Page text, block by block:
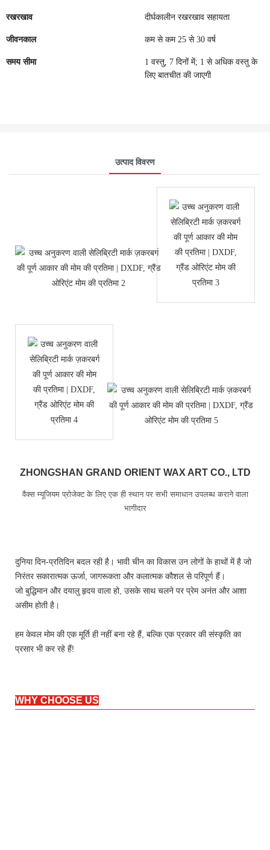
रखरखाव दीर्घकालीन रखरखाव सहायता
जीवनकाल कम से कम 25 से 30 वर्ष
समय सीमा
1 वस्तु, 7 दिनों में; 1 से अधिक वस्तु के
लिए बातचीत की जाएगी
उत्पाद विवरण
ZHONGSHAN GRAND ORIENT WAX ART CO., LTD
वैक्स म्यूजियम प्रोजेक्ट के लिए एक ही स्थान पर सभी समाधान उपलब्ध कराने वाला
भागीदार
दुनिया दिन-प्रतिदिन बदल रही है। भावी चीन का विकास उन लोगों के हाथों में है जो
निरंतर सकारात्मक ऊर्जा, जागरूकता और कलात्मक कौशल से परिपूर्ण हैं।
जो बुद्धिमान और दयालु हृदय वाला हो, उसके साथ चलने पर प्रेम अनंत और आशा
असीम होती है।
हम केवल मोम की एक मूर्ति ही नहीं बना रहे हैं, बल्कि एक प्रकार की संस्कृति का
प्रसार भी कर रहे हैं!
WHY CHOOSE US